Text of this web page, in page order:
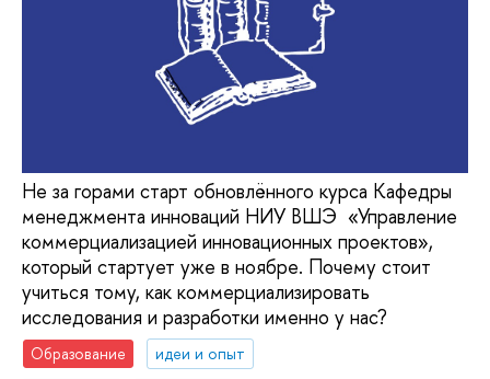
Не за горами старт обновлённого курса Кафедры
менеджмента инноваций НИУ ВШЭ «Управление
коммерциализацией инновационных проектов»,
который стартует уже в ноябре. Почему стоит
учиться тому, как коммерциализировать
исследования и разработки именно у нас?
Образование
идеи и опыт